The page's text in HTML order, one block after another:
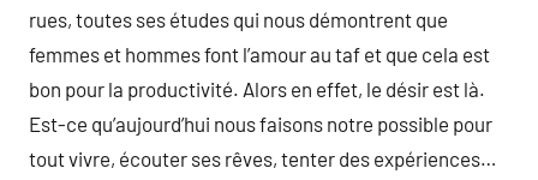
rues, toutes ses études qui nous démontrent que
femmes et hommes font l’amour au taf et que cela est
bon pour la productivité. Alors en effet, le désir est là.
Est-ce qu’aujourd’hui nous faisons notre possible pour
tout vivre, écouter ses rêves, tenter des expériences…